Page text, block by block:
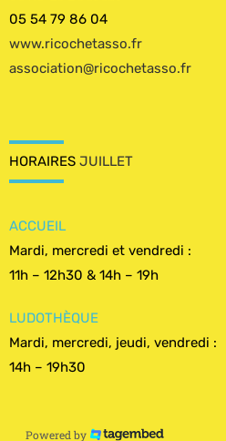
05 54 79 86 04
www.ricochetasso.fr
association@ricochetasso.fr
HORAIRES JUILLET
ACCUEIL
Mardi, mercredi et vendredi :
11h – 12h30 & 14h – 19h
LUDOTHÈQUE
Mardi, mercredi, jeudi, vendredi :
14h – 19h30
Powered by